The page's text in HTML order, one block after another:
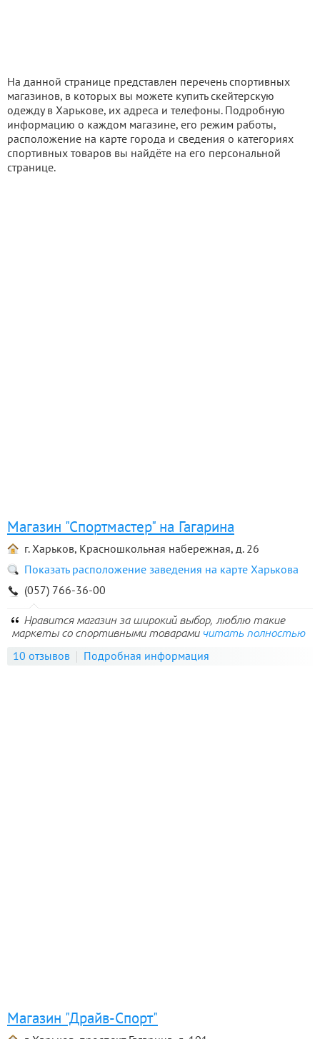
На данной странице представлен перечень спортивных
магазинов, в которых вы можете купить скейтерскую
одежду в Харькове, их адреса и телефоны. Подробную
информацию о каждом магазине, его режим работы,
расположение на карте города и сведения о категориях
спортивных товаров вы найдёте на его персональной
странице.
Магазин "Спортмастер" на Гагарина
г. Харьков, Красношкольная набережная, д. 26
Показать расположение заведения на карте Харькова
(057) 766-36-00
Нравится магазин за широкий выбор, люблю такие
маркеты со спортивными товарами читать полностью
10 отзывов Подробная информация
Магазин "Драйв-Спорт"